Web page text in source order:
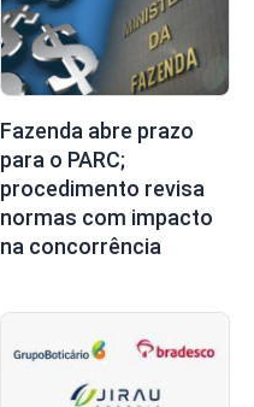
Fazenda abre prazo
para o PARC;
procedimento revisa
normas com impacto
na concorrência